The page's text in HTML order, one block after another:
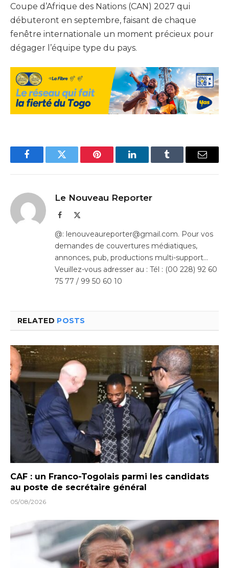
Coupe d’Afrique des Nations (CAN) 2027 qui
débuteront en septembre, faisant de chaque
fenêtre internationale un moment précieux pour
dégager l’équipe type du pays.
FacebookTwitter Pinterest LinkedInTumblr Email
Le Nouveau Reporter
Facebook
@: lenouveaureporter@gmail.com. Pour vos
demandes de couvertures médiatiques,
annonces, pub, productions multi-support…
Veuillez-vous adresser au : Tél : (00 228) 92 60
75 77 / 99 50 60 10
RELATED POSTS
CAF : un Franco-Togolais parmi les candidats
au poste de secrétaire général
05/08/2026